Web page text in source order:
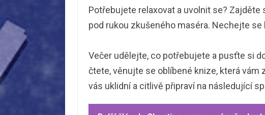
Potřebujete relaxovat a uvolnit se? Zajděte
pod rukou zkušeného maséra. Nechejte se
Večer udělejte, co potřebujete a pusťte si
čtete, věnujte se oblíbené knize, která vám
vás uklidní a citlivě připraví na následující